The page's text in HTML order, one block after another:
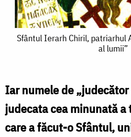
Sfântul
patriarhul
Alexandriei,
„judecător
Sfântul Ierarh Chiril, patriarhul
al lumii”
Iar numele de
judecata cea minunată a
care a făcut-o Sfântul,